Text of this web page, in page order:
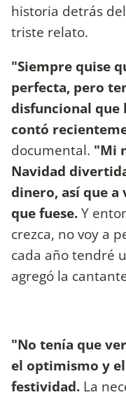
historia detrás
triste relato.
"Siempre quise
perfecta, pero
disfuncional que
contó
documental. "Mi
Navidad
dinero, así que a
que fuese.Y
crezca, no voy a
cada año tendré
agregó la
"No tenía que
el optimismo y
festividad. La